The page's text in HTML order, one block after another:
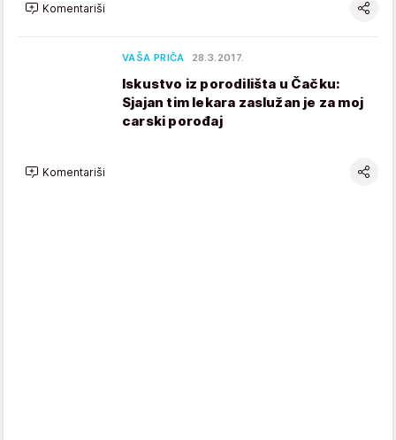
Komentariši
VAŠA PRIČA 28.3.2017.
Iskustvo iz porodilišta u Čačku:
Sjajan tim lekara zaslužan je za moj
carski porođaj
Komentariši